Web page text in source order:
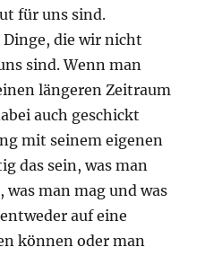
für uns sind.
die wir nicht
sind. Wenn man
längeren Zeitraum
auch geschickt
mit seinem eigenen
das sein, was man
man mag und was
auf eine
können oder man